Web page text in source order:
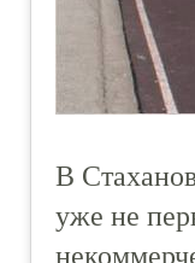
В
уже не